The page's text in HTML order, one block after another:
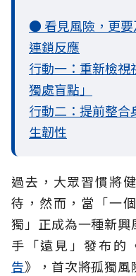
● 看見風險，更
連鎖反應
行動一：重新檢視
獨處盲點」
行動二：提前整合
生韌性
過去，大眾習慣將
待，然而，當「一
獨」正成為一種新
手「遠見」發布的
告》，首次將孤獨